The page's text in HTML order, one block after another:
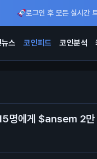
로그인 후 모든 실시간
스 코인피드 코인분석
명에게 $ansem 2만